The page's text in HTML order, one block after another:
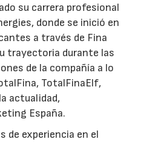
su carrera profesional
donde se inició en
a través de Fina
trayectoria durante las
de la compañía a lo
TotalFinaElf,
actualidad,
España.
de experiencia en el